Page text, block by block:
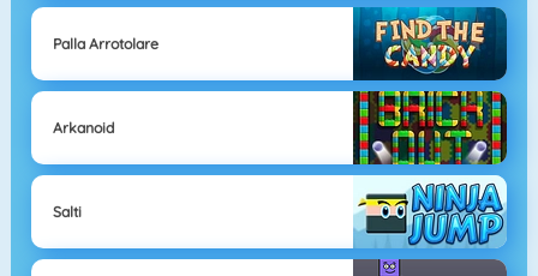
Palla Arrotolare
Arkanoid
Salti